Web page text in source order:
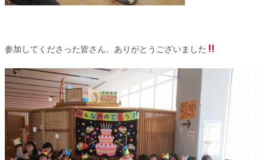
参加してくださった皆さん、ありがとうございました